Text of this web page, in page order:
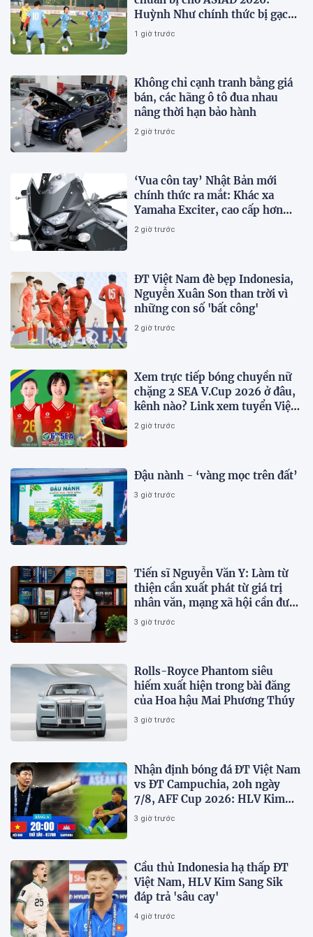
Huỳnh Như chính thức bị gạch
tên
1 giờ trước
Không chỉ cạnh tranh bằng giá
bán, các hãng ô tô đua nhau
nâng thời hạn bảo hành
2 giờ trước
‘Vua côn tay’ Nhật Bản mới
chính thức ra mắt: Khác xa
Yamaha Exciter, cao cấp hơn
Honda Winner R, giá rẻ so với
2 giờ trước
ĐT Việt Nam đè bẹp Indonesia,
Nguyễn Xuân Son than trời vì
những con số 'bất công'
2 giờ trước
Xem trực tiếp bóng chuyền nữ
chặng 2 SEA V.Cup 2026 ở đâu,
kênh nào? Link xem tuyển Việt
Nam thi đấu
2 giờ trước
Đậu nành - ‘vàng mọc trên đất’
3 giờ trước
Tiến sĩ Nguyễn Văn Y: Làm từ
thiện cần xuất phát từ giá trị
nhân văn, mạng xã hội cần được
sử dụng bằng văn hóa và trách
3 giờ trước
Rolls-Royce Phantom siêu
hiếm xuất hiện trong bài đăng
của Hoa hậu Mai Phương Thúy
3 giờ trước
Nhận định bóng đá ĐT Việt Nam
vs ĐT Campuchia, 20h ngày
7/8, AFF Cup 2026: HLV Kim
Sang-sik tiết lộ kế hoạch nhân
3 giờ trước
Cầu thủ Indonesia hạ thấp ĐT
Việt Nam, HLV Kim Sang Sik
đáp trả 'sâu cay'
4 giờ trước